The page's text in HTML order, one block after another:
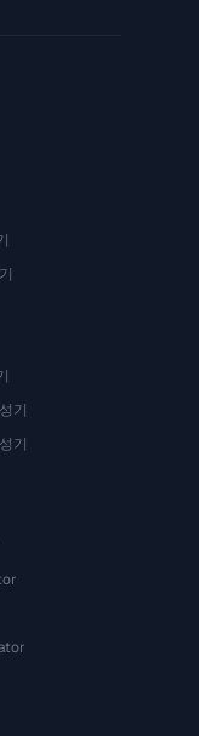
기
기